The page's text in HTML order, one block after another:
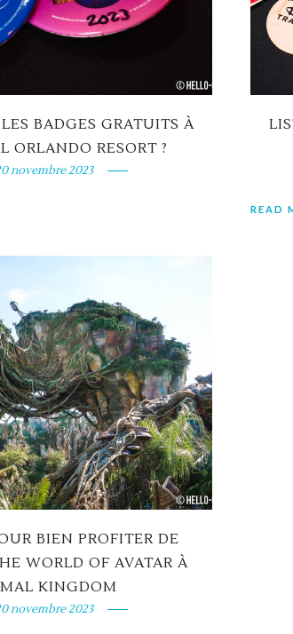
BADGES GRATUITS À
ORLANDO RESORT ?
novembre 2023
READ
BIEN PROFITER DE
WORLD OF AVATAR À
KINGDOM
novembre 2023